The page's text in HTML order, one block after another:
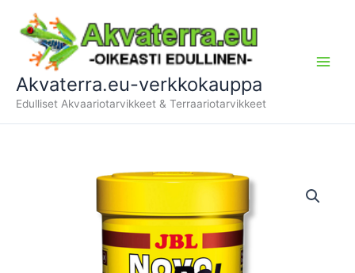
sisältöön
Akvaterra.eu-verkkokauppa
Edulliset Akvaariotarvikkeet & Terraariotarvikkeet